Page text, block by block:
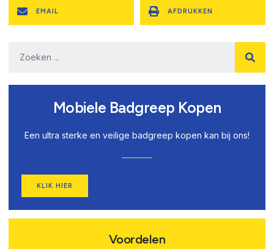
EMAIL AFDRUKKEN
Mobiele Badgreep Kopen
Een ultra sterke en veilige badgreep kopen kan bij ons!
KLIK HIER
Voordelen